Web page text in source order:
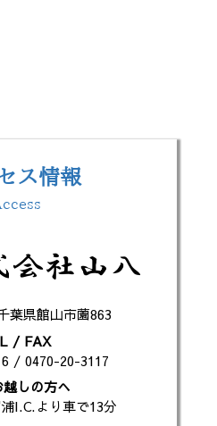
ス情報
葉県館山市薗863
/ FAX
/ 0470-20-3117
しの方へ
I.C.より車で13分